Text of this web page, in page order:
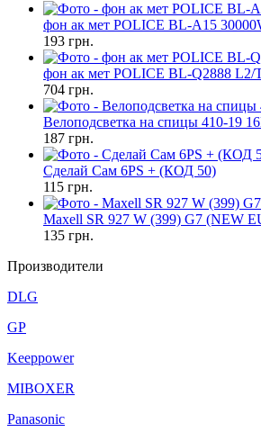
фон ак мет POLICE BL-A15
193 грн.
фон ак мет POLICE BL-Q2888 L2/
704 грн.
Велоподсветка на спицы 410-19
187 грн.
Сделай Сам 6PS + (КОД 50)
115 грн.
Maxell SR 927 W (399) G7 (NEW
135 грн.
Производители
DLG
GP
Keeppower
MIBOXER
Panasonic